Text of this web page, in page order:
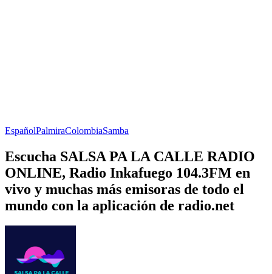
EspañolPalmiraColombiaSamba
Escucha SALSA PA LA CALLE RADIO
ONLINE, Radio Inkafuego 104.3FM en
vivo y muchas más emisoras de todo el
mundo con la aplicación de radio.net